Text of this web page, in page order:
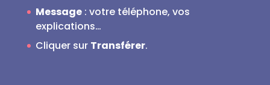
Message: votre téléphone, vos
explications…
Cliquer sur Transférer.